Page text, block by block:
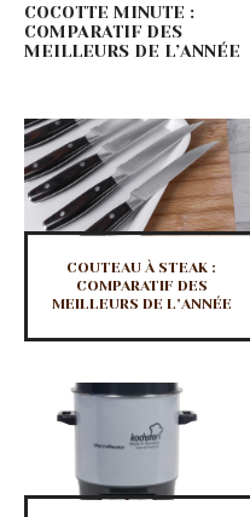
COCOTTE MINUTE :
COMPARATIF DES
MEILLEURS DE L’ANNÉE
COUTEAU À STEAK :
COMPARATIF DES
MEILLEURS DE L’ANNÉE